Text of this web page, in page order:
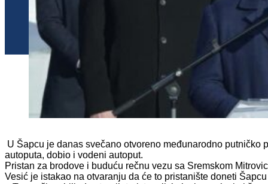
U Šapcu je danas svečano otvoreno međunarodno putničko
autoputa, dobio i vodeni autoput.
Pristan za brodove i buduću rečnu vezu sa Sremskom
Vesić je istakao na otvaranju da će to pristanište doneti